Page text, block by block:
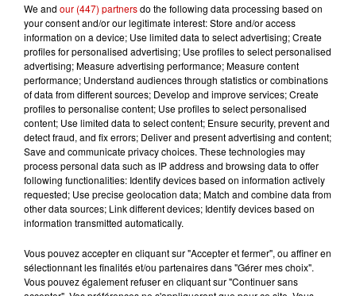
7 août 2026
Pape Léon XIV en France : quel
est son programme ?
7 août 2026
Limoges : un bébé d'un mois
blessé dans un incendie, un
appartement...
We and our (447) partnersdo the following data processing based on
your consent and/or our legitimate interest: Store and/or access
information on a device; Use limited data to select advertising; Create
profiles for personalised advertising; Use profiles to select personalised
advertising; Measure advertising performance; Measure content
performance; Understand audiences through statistics or combinations
of data from different sources; Develop and improve services; Create
profiles to personalise content; Use profiles to select personalised
content; Use limited data to select content; Ensure security, prevent and
detect fraud, and fix errors; Deliver and present advertising and content;
Save and communicate privacy choices. These technologies may
process personal data such as IP address and browsing data to offer
following functionalities: Identify devices based on information actively
requested; Use precise geolocation data; Match and combine data from
other data sources; Link different devices; Identify devices based on
information transmitted automatically.
Vous pouvez accepter en cliquant sur "Accepter et fermer", ou affiner en
sélectionnant les finalités et/ou partenaires dans "Gérer mes choix".
Vous pouvez également refuser en cliquant sur "Continuer sans